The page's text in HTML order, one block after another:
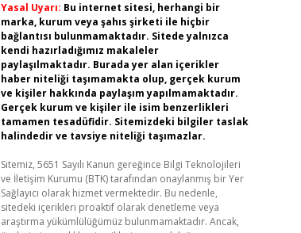
Yasal Uyarı: Bu internet sitesi, herhangi bir
marka, kurum veya şahıs şirketi ile hiçbir
bağlantısı bulunmamaktadır. Sitede yalnızca
kendi hazırladığımız makaleler
paylaşılmaktadır. Burada yer alan içerikler
haber niteliği taşımamakta olup, gerçek kurum
ve kişiler hakkında paylaşım yapılmamaktadır.
Gerçek kurum ve kişiler ile isim benzerlikleri
tamamen tesadüfidir. Sitemizdeki bilgiler taslak
halindedir ve tavsiye niteliği taşımazlar.
Sitemiz, 5651 Sayılı Kanun gereğince Bilgi Teknolojileri
ve İletişim Kurumu (BTK) tarafından onaylanmış bir Yer
Sağlayıcı olarak hizmet vermektedir. Bu nedenle,
sitedeki içerikleri proaktif olarak denetleme veya
araştırma yükümlülüğümüz bulunmamaktadır. Ancak,